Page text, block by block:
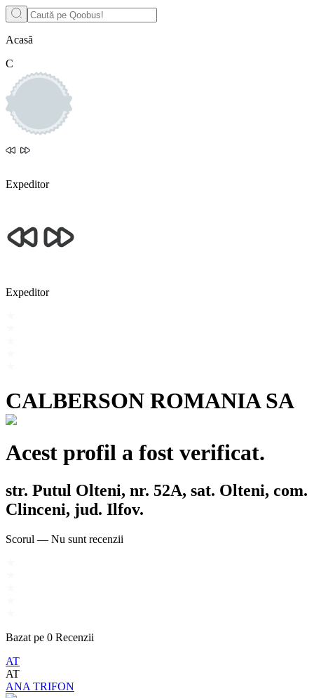
Acasă
C
Expeditor
Expeditor
CALBERSON ROMANIA SA
Acest profil a fost verificat.
str. Putul Olteni, nr. 52A, sat. Olteni, com.
Clinceni, jud. Ilfov.
Scorul — Nu sunt recenzii
Bazat pe 0 Recenzii
AT
AT
ANA TRIFON